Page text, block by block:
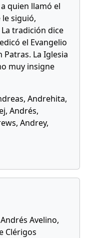
quien llamó el
le siguió,
tradición dice
el Evangelio
Patras. La Iglesia
muy insigne
Andrehita,
Andrés,
Andrey,
Avelino,
Clérigos